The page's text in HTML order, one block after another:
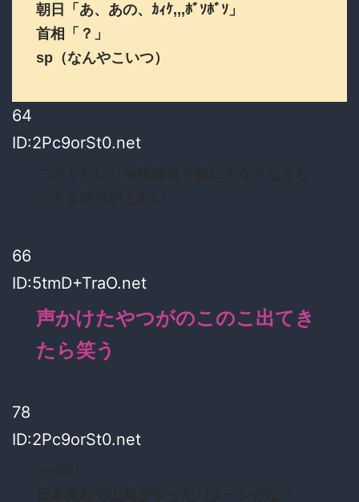
朝日「あ、あの、ｶｨｹ,,,ﾎﾞｿﾎﾞｿ」
首相「？」
sp（なんやこいつ）
64
ID:2Pc9orSt0.net
66
ID:5tmD+TraO.net
声かけたやつがのこのこ出てき
たら笑う
78
ID:2Pc9orSt0.net